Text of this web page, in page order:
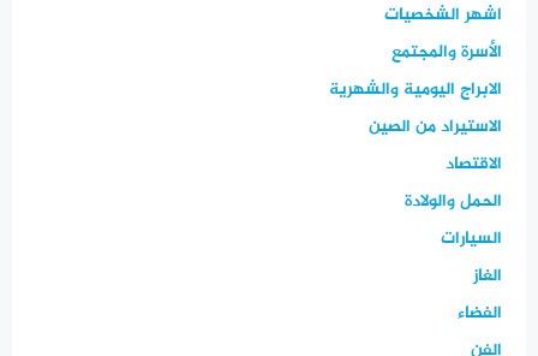
اشهر الشخصيات
الأسرة والمجتمع
الابراج اليومية والشهرية
الاستيراد من الصين
الاقتصاد
الحمل والولادة
السيارات
الغاز
الفضاء